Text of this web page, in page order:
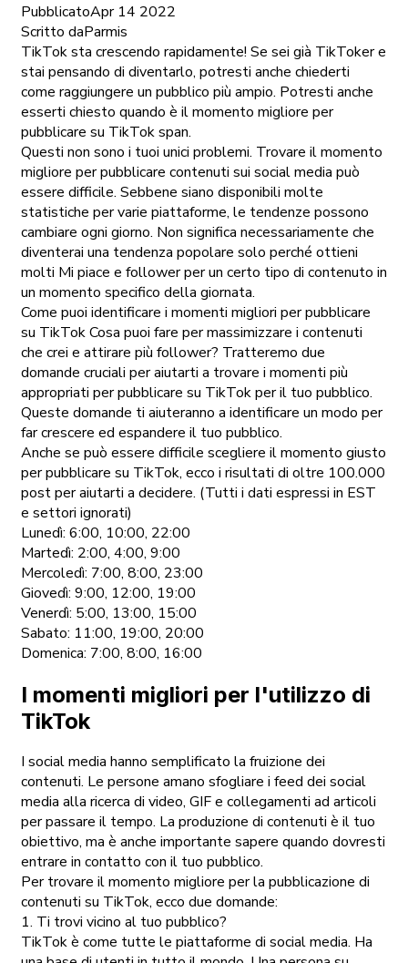
PubblicatoApr 14 2022
Scritto daParmis
TikTok sta crescendo rapidamente! Se sei già TikToker e
stai pensando di diventarlo, potresti anche chiederti
come raggiungere un pubblico più ampio. Potresti anche
esserti chiesto quando è il momento migliore per
pubblicare su TikTok span.
Questi non sono i tuoi unici problemi. Trovare il momento
migliore per pubblicare contenuti sui social media può
essere difficile. Sebbene siano disponibili molte
statistiche per varie piattaforme, le tendenze possono
cambiare ogni giorno. Non significa necessariamente che
diventerai una tendenza popolare solo perché ottieni
molti Mi piace e follower per un certo tipo di contenuto in
un momento specifico della giornata.
Come puoi identificare i momenti migliori per pubblicare
su TikTok Cosa puoi fare per massimizzare i contenuti
che crei e attirare più follower? Tratteremo due
domande cruciali per aiutarti a trovare i momenti più
appropriati per pubblicare su TikTok per il tuo pubblico.
Queste domande ti aiuteranno a identificare un modo per
far crescere ed espandere il tuo pubblico.
Anche se può essere difficile scegliere il momento giusto
per pubblicare su TikTok, ecco i risultati di oltre 100.000
post per aiutarti a decidere. (Tutti i dati espressi in EST
e settori ignorati)
Lunedì: 6:00, 10:00, 22:00
Martedì: 2:00, 4:00, 9:00
Mercoledì: 7:00, 8:00, 23:00
Giovedì: 9:00, 12:00, 19:00
Venerdì: 5:00, 13:00, 15:00
Sabato: 11:00, 19:00, 20:00
Domenica: 7:00, 8:00, 16:00
I momenti migliori per l'utilizzo di
TikTok
I social media hanno semplificato la fruizione dei
contenuti. Le persone amano sfogliare i feed dei social
media alla ricerca di video, GIF e collegamenti ad articoli
per passare il tempo. La produzione di contenuti è il tuo
obiettivo, ma è anche importante sapere quando dovresti
entrare in contatto con il tuo pubblico.
Per trovare il momento migliore per la pubblicazione di
contenuti su TikTok, ecco due domande:
1. Ti trovi vicino al tuo pubblico?
TikTok è come tutte le piattaforme di social media. Ha